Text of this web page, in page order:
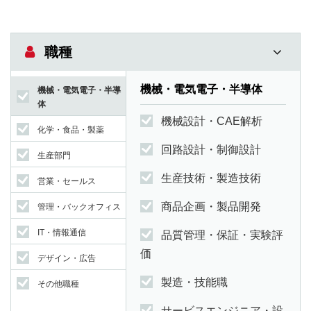
職種
機械・電気電子・半導
体
化学・食品・製薬
生産部門
営業・セールス
管理・バックオフィス
IT・情報通信
デザイン・広告
その他職種
機械・電気電子・半導体
機械設計・CAE解析
回路設計・制御設計
生産技術・製造技術
商品企画・製品開発
品質管理・保証・実験評
価
製造・技能職